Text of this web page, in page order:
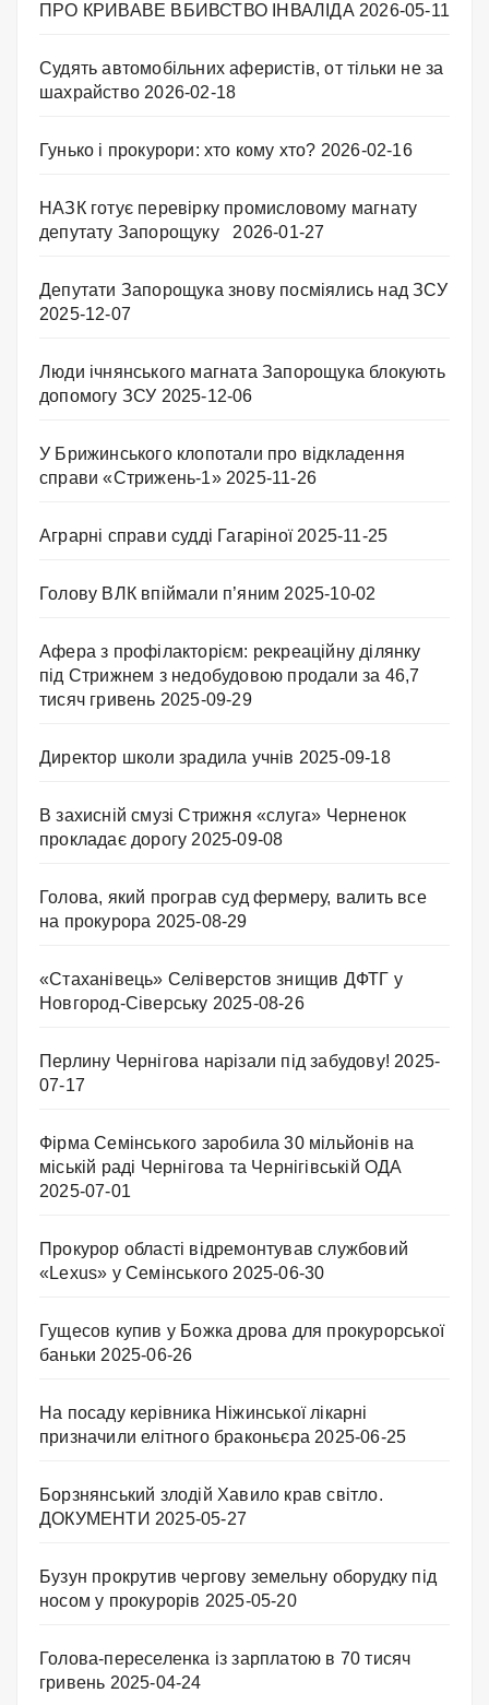
ПРО КРИВАВЕ ВБИВСТВО ІНВАЛІДА 2026-05-11
Судять автомобільних аферистів, от тільки не за
шахрайство 2026-02-18
Гунько і прокурори: хто кому хто? 2026-02-16
НАЗК готує перевірку промисловому магнату
депутату Запорощуку
2026-01-27
Депутати Запорощука знову посміялись над ЗСУ
2025-12-07
Люди ічнянського магната Запорощука блокують
допомогу ЗСУ 2025-12-06
У Брижинського клопотали про відкладення
справи «Стрижень-1» 2025-11-26
Аграрні справи судді Гагаріної 2025-11-25
Голову ВЛК впіймали п’яним 2025-10-02
Афера з профілакторієм: рекреаційну ділянку
під Стрижнем з недобудовою продали за 46,7
тисяч гривень 2025-09-29
Директор школи зрадила учнів 2025-09-18
В захисній смузі Стрижня «слуга» Черненок
прокладає дорогу 2025-09-08
Голова, який програв суд фермеру, валить все
на прокурора 2025-08-29
«Стаханівець» Селіверстов знищив ДФТГ у
Новгород-Сіверську 2025-08-26
Перлину Чернігова нарізали під забудову! 2025-
07-17
Фірма Семінського заробила 30 мільйонів на
міській раді Чернігова та Чернігівській ОДА
2025-07-01
Прокурор області відремонтував службовий
«Lexus» у Семінського 2025-06-30
Гущесов купив у Божка дрова для прокурорської
баньки 2025-06-26
На посаду керівника Ніжинської лікарні
призначили елітного браконьєра 2025-06-25
Борзнянський злодій Хавило крав світло.
ДОКУМЕНТИ 2025-05-27
Бузун прокрутив чергову земельну оборудку під
носом у прокурорів 2025-05-20
Голова-переселенка із зарплатою в 70 тисяч
гривень 2025-04-24